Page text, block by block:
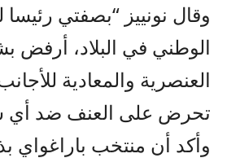
وقال نونييز “بصفتي
الوطني في البلاد، أرفض
العنصرية والمعادية
تحرض على العنف ضد
وأكد أن منتخب باراغواي